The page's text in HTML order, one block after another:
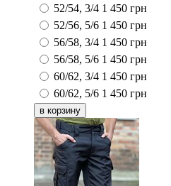
52/54, 3/4 1 450 грн
52/56, 5/6 1 450 грн
56/58, 3/4 1 450 грн
56/58, 5/6 1 450 грн
60/62, 3/4 1 450 грн
60/62, 5/6 1 450 грн